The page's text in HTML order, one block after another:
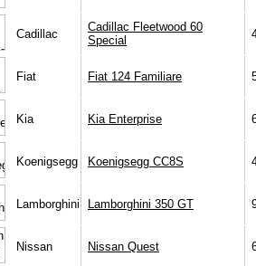
Cadillac
Cadillac Fleetwood 60
Special
Fiat Fiat 124 Familiare
Kia Kia Enterprise
Koenigsegg Koenigsegg CC8S
Lamborghini Lamborghini 350 GT
Nissan Nissan Quest